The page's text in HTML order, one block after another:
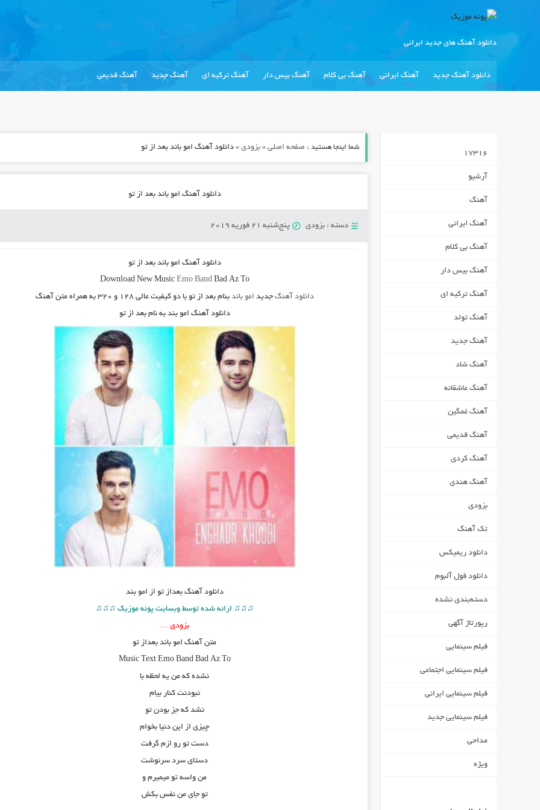
دانلود آهنگ های جدید ایرانی
دانلود آهنگ جدید آهنگ ایرانی آهنگ بی کلام آهنگ بیس دار آهنگ ترکیه ای آهنگ جدید آهنگ قدیمی
شما اینجا هستید : صفحه اصلی» بزودی» دانلود آهنگ امو باند بعد از تو
دانلود آهنگ امو باند بعد از تو
دسته : بزودی پنج‌شنبه 21 فوریه 2019
دانلود آهنگ امو باند بعد از تو
Download New Music Emo BandBad Az To
دانلود آهنگ جدید امو باند بنام بعد از توبا دو کیفیت عالی ۱۲۸ و ۳۲۰ به همراه متن آهنگ
دانلود آهنگ امو بند به نام بعد از تو
دانلود آهنگ بعداز تو از امو بند
♫♫♫ ارائه شده توسط وبسایت پونه موزیک ♫♫♫
بزودی …
متن آهنگ امو باند بعداز تو
Music Text Emo Band Bad Az To
نشده که من یه لحظه با
نبودنت کنار بیام
نشد که جز بودن تو
چیزی از این دنیا بخوام
دست تو رو ازم گرفت
دستای سرد سرنوشت
من واسه تو میمیرم و
تو جای من نفس بکش
17316
آرشیو
آهنگ
آهنگ ایرانی
آهنگ بی کلام
آهنگ بیس دار
آهنگ ترکیه ای
آهنگ تولد
آهنگ جدید
آهنگ شاد
آهنگ عاشقانه
آهنگ غمگین
آهنگ قدیمی
آهنگ کردی
آهنگ هندی
بزودی
تک آهنگ
دانلود ریمیکس
دانلود فول آلبوم
دسته‌بندی نشده
رپورتاژ آگهی
فیلم سینمایی
فیلم سینمایی اجتماعی
فیلم سینمایی ایرانی
فیلم سینمایی جدید
مداحی
ویژه